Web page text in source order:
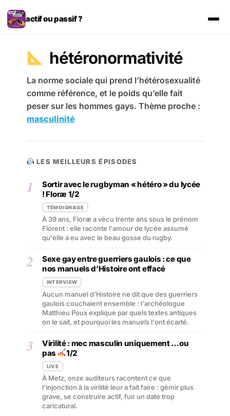
Aller
au
contenu
actif ou passif ?
hétéronormativité
La norme sociale qui prend l’hétérosexualité
comme référence, et le poids qu’elle fait
peser sur les hommes gays. Thème proche :
masculinité
LES MEILLEURS ÉPISODES
1
Sortir avec le rugbyman « hétéro » du lycée
! Floræ 1/2
TÉMOIGNAGE
À 39 ans, Floræ a vécu trente ans sous le prénom
Florent : elle raconte l'amour de lycée assumé
qu'elle a eu avec le beau gosse du rugby.
2
Sexe gay entre guerriers gaulois : ce que
nos manuels d’Histoire ont effacé
INTERVIEW
Aucun manuel d'Histoire ne dit que des guerriers
gaulois couchaient ensemble : l'archéologue
Matthieu Poux explique par quels textes antiques
on le sait, et pourquoi les manuels l'ont écarté.
3
Virilité : mec masculin uniquement …ou
pas
1/2
LIVE
À Metz, onze auditeurs racontent ce que
l'injonction à la virilité leur a fait faire : gémir plus
grave, se construire actif, fuir un date trop
caricatural.